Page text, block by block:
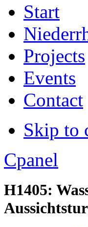
Start
Projects
Events
Contact
Skip to
Guides FAQs
Font Size
Default
Cpanel
H1405: